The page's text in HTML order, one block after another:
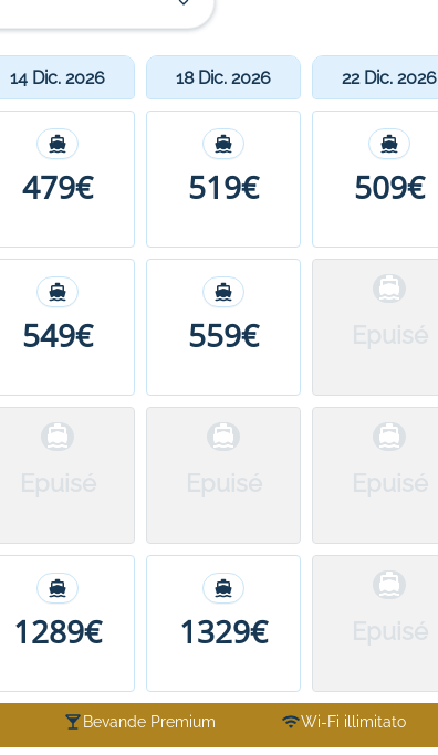
14 Dic. 2026 18 Dic. 2026 22 Dic. 2026
479€ 519€ 509€
549€ 559€
1289€ 1329€
Bevande Premium Wi-Fi illimitato